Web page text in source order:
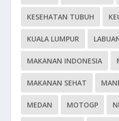
KESEHATAN TUBUH
KUALA LUMPUR
MAKANAN INDONESIA
MAKANAN SEHAT
MEDAN MOTOGP